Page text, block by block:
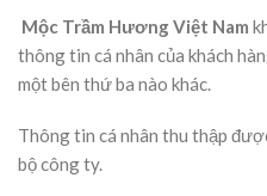
Mộc Trầm Hương Việt Nam
thông tin cá nhân của khách
một bên thứ ba nào khác.
Thông tin cá nhân thu thập
bộ công ty.